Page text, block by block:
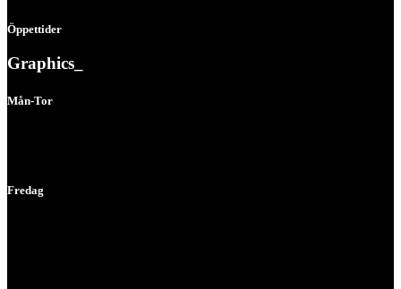
Öppettider
Graphics_
Mån-Tor
Fredag